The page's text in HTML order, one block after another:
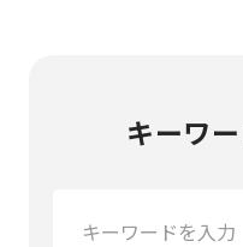
キーワ
索：